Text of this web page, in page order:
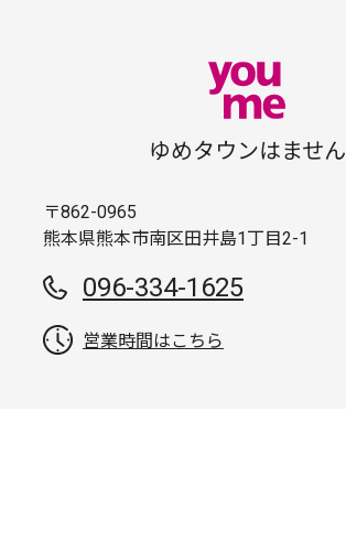
ゆめタウンはません
〒862-0965
熊本県熊本市南区田井島1丁目2-1
096-334-1625
営業時間はこちら